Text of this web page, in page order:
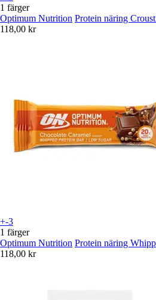
1 färger
Optimum Nutrition Protein näring
118,00 kr
+-3
1 färger
Optimum Nutrition Protein näring
118,00 kr